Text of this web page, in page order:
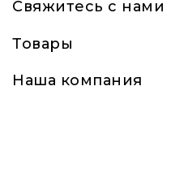
Свяжитесь с нами
Товары
Наша компания